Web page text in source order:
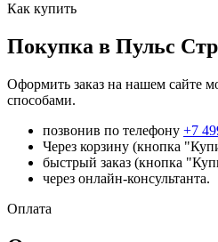
Как купить
Покупка в Пульс
Оформить заказ на нашем сайте
способами.
позвонив по телефону +7
Через корзину (кнопка
быстрый заказ (кнопка
через онлайн-консультанта.
Оплата